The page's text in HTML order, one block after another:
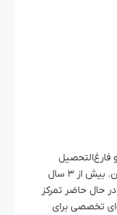
من حدیث محمودی، متولد اردیبهشت ۱۳۸۱ و فارغ‌التحصیل
کارشناسی مهندسی نرم‌افزار از دانشگاه کاشان. بیش از ۳ سال
حال حاضر تمرکز
تخصصی برای